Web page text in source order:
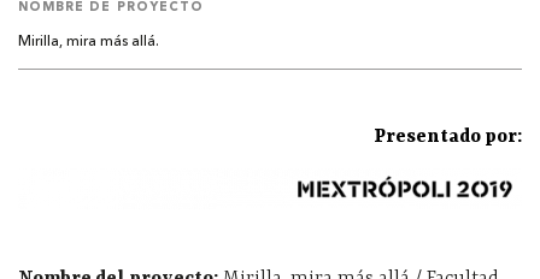
NOMBRE DE PROYECTO
Mirilla, mira más allá.
Presentado por: